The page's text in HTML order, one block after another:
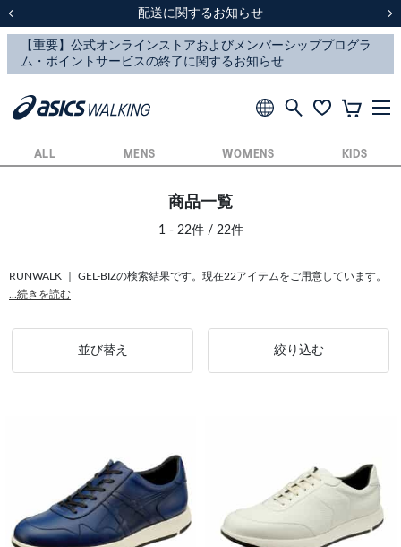
スクスク（SUKU2）価格改定のお知らせ
配送に関するお知らせ
スクスク（SUKU2）価格改定のお知らせ
配送に関するお知らせ
ALL MENS WOMENS KIDS
商品一覧
1 - 22件 / 22件
RUNWALK ｜ GEL-BIZの検索結果です。現在22アイテムをご用意しています。
...続きを読む
並び替え 絞り込む